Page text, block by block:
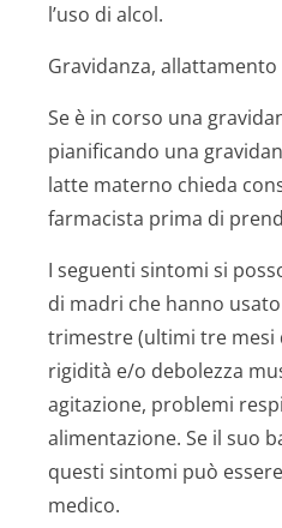
l’uso di alcol.
Gravidanza,
Se è in corso una
pianificando una
latte materno chieda
farmacista prima di
I seguenti sintomi si
di madri che hanno
trimestre (ultimi tre mesi
rigidità e/o debolezza
agitazione, problemi
alimentazione. Se il suo
questi sintomi può
medico.